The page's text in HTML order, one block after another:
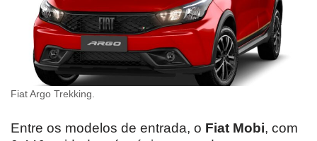
Fiat Argo Trekking.
Entre os modelos de entrada, o Fiat Mobi, com